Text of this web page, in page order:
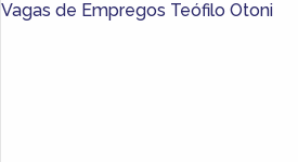
Vagas de Empregos Teófilo Otoni